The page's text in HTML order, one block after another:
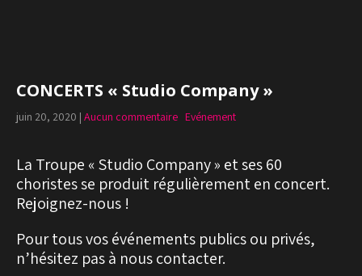
CONCERTS « Studio Company »
juin 20, 2020 | Aucun commentaire Evénement
La Troupe « Studio Company » et ses 60
choristes se produit régulièrement en concert.
Rejoignez-nous !
Pour tous vos événements publics ou privés,
n’hésitez pas à nous contacter.